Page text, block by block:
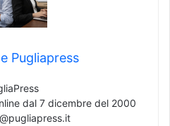
Pugliapress
dal 7 dicembre del 2000